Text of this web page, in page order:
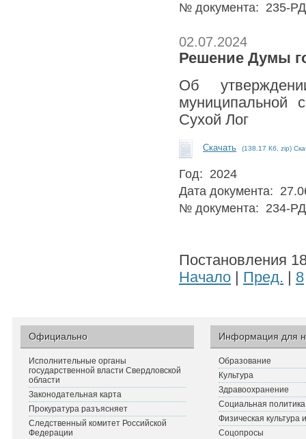
№ документа: 235-РД
02.07.2024
Решение Думы
Об
муниципальной
Сухой Лог
Скачать (138.17 Кб, zip)
Год: 2024
Дата документа:
№ документа: 234-РД
Постановления
Начало
Пред. 8
Официально
Исполнительные органы
государственной власти Свердловской
области
Законодательная карта
Прокуратура разъясняет
Следственный комитет Российской
Федерации
Информация для
Образование
Культура
Здравоохранение
Социальная политика
Физическая культура
Соцопросы